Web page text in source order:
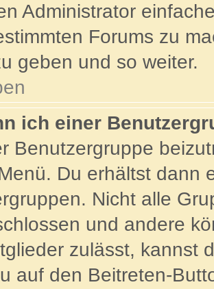
Administrator
Forums zu
geben und so weiter.
ich einer
Benutzergruppe
Du erhältst dann
Nicht alle
und andere
zulässt, kannst
auf den Beitreten-